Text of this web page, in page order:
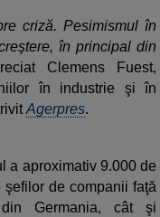
criză. Pesimismul în
în principal din
Clemens Fuest,
în industrie şi în
Agerpres.
a aproximativ 9.000 de
de companii faţă
Germania, cât şi